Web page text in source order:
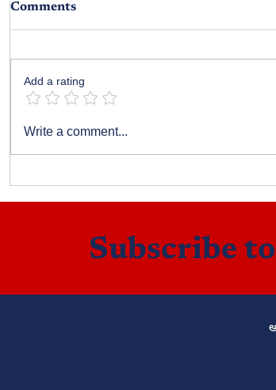
రైటర్ రాగిణి
Comments
Add a rating
Write a comment...
Subscribe